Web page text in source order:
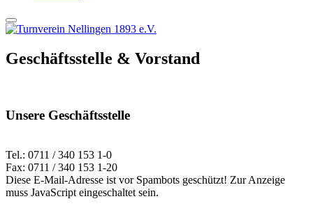
Geschäftsstelle & Vorstand
Unsere Geschäftsstelle
Tel.: 0711 / 340 153 1-0
Fax: 0711 / 340 153 1-20
Diese E-Mail-Adresse ist vor Spambots geschützt! Zur Anzeige
muss JavaScript eingeschaltet sein.